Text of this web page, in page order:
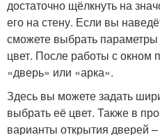
достаточно щёлкнуть на
его на стену. Если вы
сможете выбрать
цвет. После работы с окном
«дверь» или «арка».
Здесь вы можете задать
выбрать её цвет. Также в
варианты открытия дверей